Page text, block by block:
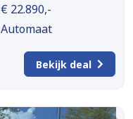
€ 22.890,-
Automaat
Bekijk deal